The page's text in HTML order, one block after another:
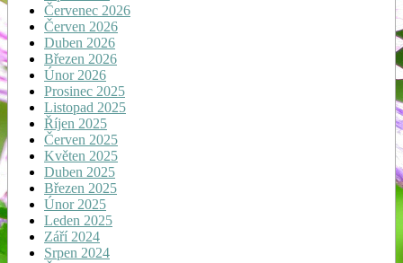
Červenec 2026
Červen 2026
Duben 2026
Březen 2026
Únor 2026
Prosinec 2025
Listopad 2025
Říjen 2025
Červen 2025
Květen 2025
Duben 2025
Březen 2025
Únor 2025
Leden 2025
Září 2024
Srpen 2024